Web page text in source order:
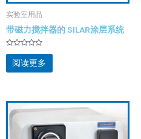
实验室用品
带磁力搅拌器的 SILAR涂层系统
评
分
&sol;
阅读更多